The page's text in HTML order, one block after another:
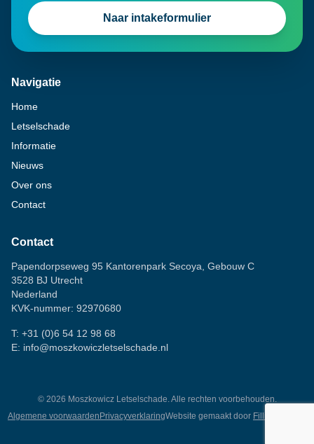
Naar intakeformulier
Navigatie
Home
Letselschade
Informatie
Nieuws
Over ons
Contact
Contact
Papendorpseweg 95 Kantorenpark Secoya, Gebouw C
3528 BJ Utrecht
Nederland
KVK-nummer: 92970680
T: +31 (0)6 54 12 98 68
E: info@moszkowiczletselschade.nl
© 2026 Moszkowicz Letselschade. Alle rechten voorbehouden.
Algemene voorwaarden PrivacyverklaringWebsite gemaakt door Fillingscreens